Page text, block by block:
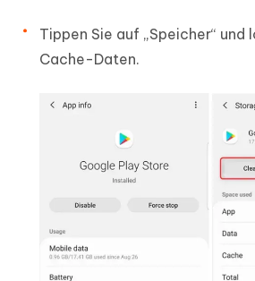
Tippen Sie auf „Speicher“ und
Cache-Daten.